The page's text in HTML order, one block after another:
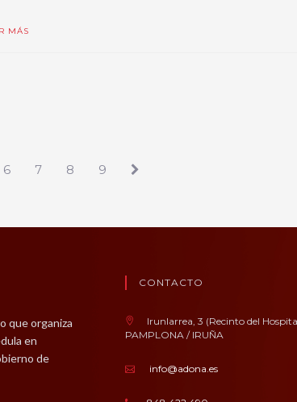
MÁS
6 7 8 9
que organiza
en
de
CONTACTO
Irunlarrea, 3 (Recinto del
PAMPLONA / IRUÑA
info@adona.es